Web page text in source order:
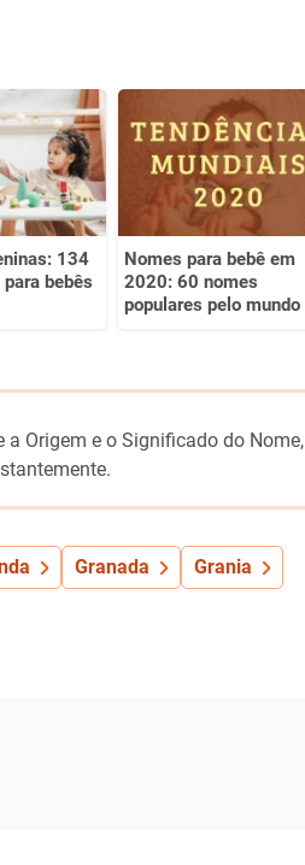
134
bebês
Nomes para bebê em
2020: 60 nomes
populares pelo mundo
Origem e o Significado do Nome,
Granada Grania